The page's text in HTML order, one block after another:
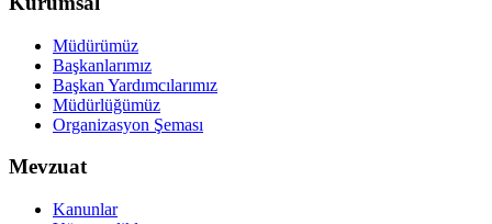
Müdürümüz
Başkanlarımız
Başkan Yardımcılarımız
Müdürlüğümüz
Organizasyon Şeması
Mevzuat
Kanunlar